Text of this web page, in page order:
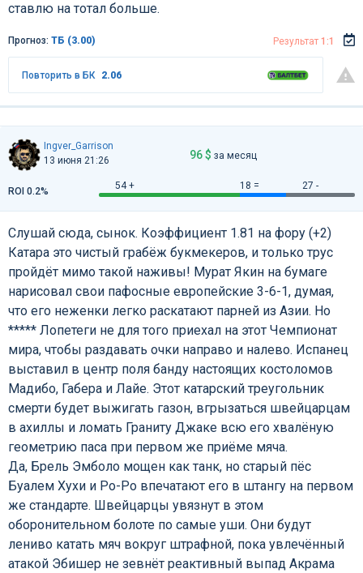
ставлю на тотал больше.
Прогноз: ТБ (3.00) Результат 1:1
Повторить в БК 2.06
Ingver_Garrison
13 июня 21:26
96 $ за месяц
54 + 18 = 27 -
ROI 0.2%
Слушай сюда, сынок. Коэффициент 1.81 на фору (+2)
Катара это чистый грабёж букмекеров, и только трус
пройдёт мимо такой наживы! Мурат Якин на бумаге
нарисовал свои пафосные европейские 3-6-1, думая,
что его неженки легко раскатают парней из Азии. Но
***** Лопетеги не для того приехал на этот Чемпионат
мира, чтобы раздавать очки направо и налево. Испанец
выставил в центр поля банду настоящих костоломов
Мадибо, Габера и Лайе. Этот катарский треугольник
смерти будет выжигать газон, вгрызаться швейцарцам
в ахиллы и ломать Граниту Джаке всю его хвалёную
геометрию паса при первом же приёме мяча.
Да, Брель Эмболо мощен как танк, но старый пёс
Буалем Хухи и Ро-Ро впечатают его в штангу на первом
же стандарте. Швейцарцы увязнут в этом
оборонительном болоте по самые уши. Они будут
лениво катать мяч вокруг штрафной, пока увлечённый
атакой Эбишер не зевнёт реактивный выпад Акрама